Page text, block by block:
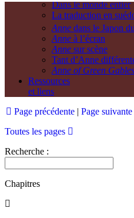
Dans le monde entier
La traduction en
Anne dans le Japon
Anne à l’écran
Anne sur scène
Tant d’Anne
Anne of Green Gables
Ressources
et liens
Page précédente | Page suivante
Toutes les pages
Recherche :
Chapitres